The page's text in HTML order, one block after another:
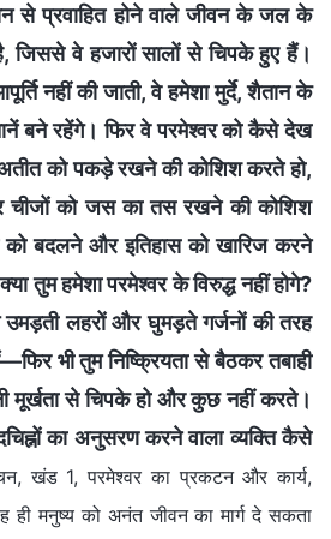
से प्रवाहित होने वाले जीवन के जल के
जिससे वे हजारों सालों से चिपके हुए हैं।
नहीं की जाती, वे हमेशा मुर्दे, शैतान के
बने रहेंगे। फिर वे परमेश्वर को कैसे देख
को पकड़े रखने की कोशिश करते हो,
को जस का तस रखने की कोशिश
को बदलने और इतिहास को खारिज करने
तुम हमेशा परमेश्वर के विरुद्ध नहीं होगे?
लहरों और घुमड़ते गर्जनों की तरह
भी तुम निष्क्रियता से बैठकर तबाही
मूर्खता से चिपके हो और कुछ नहीं करते।
का अनुसरण करने वाला व्यक्ति कैसे
खंड 1, परमेश्वर का प्रकटन और कार्य,
मनुष्य को अनंत जीवन का मार्ग दे सकता